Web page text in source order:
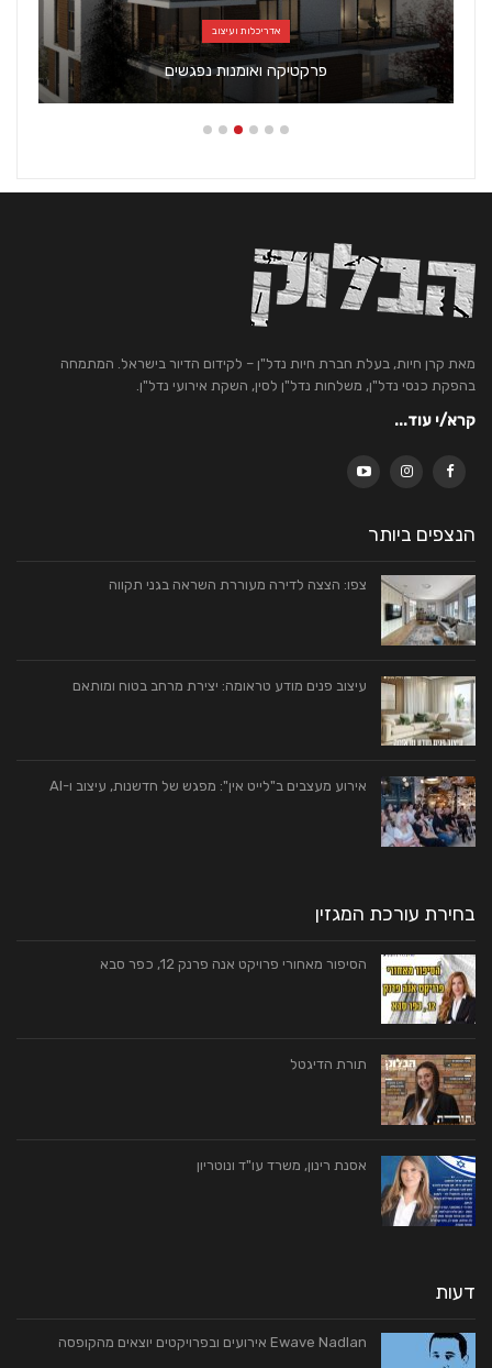
אדריכלות ועיצוב
פרקטיקה ואומנות נפגשים
מאת קרן חיות, בעלת חברת חיות נדל"ן – לקידום הדיור בישראל. המתמחה
בהפקת כנסי נדל"ן, משלחות נדל"ן לסין, השקת אירועי נדל"ן.
קרא/י עוד...
הנצפים ביותר
צפו: הצצה לדירה מעוררת השראה בגני תקווה
עיצוב פנים מודע טראומה: יצירת מרחב בטוח ומותאם
אירוע מעצבים ב"לייט אין": מפגש של חדשנות, עיצוב ו-AI
בחירת עורכת המגזין
הסיפור מאחורי פרויקט אנה פרנק 12, כפר סבא
תורת הדיגטל
אסנת רינון, משרד עו"ד ונוטריון
דעות
Ewave Nadlan אירועים ובפרויקטים יוצאים מהקופסה